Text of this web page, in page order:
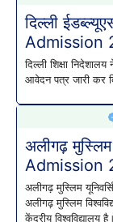
दिल्ली
Admission
दिल्ली शिक्षा
आवेदन पत्र जारी कर
अलीगढ़
Admission
अलीगढ़ मुस्लिम
अलीगढ़ मुस्लिम
केंद्रीय विश्वविद्यालय